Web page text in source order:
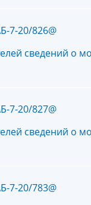
7-20/826@
сведений о
7-20/827@
сведений о
7-20/783@